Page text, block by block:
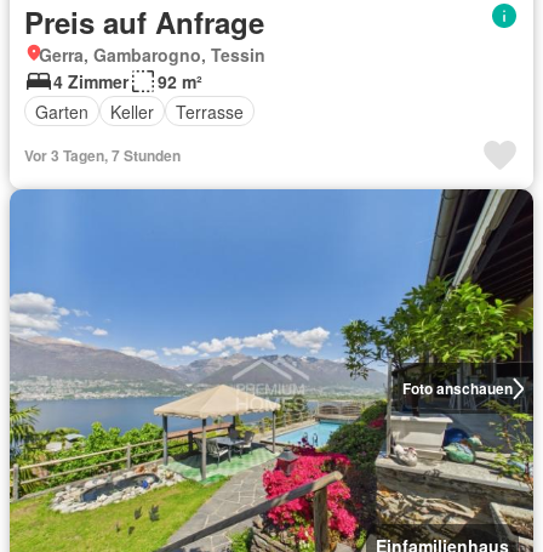
Preis auf Anfrage
Gerra, Gambarogno, Tessin
4 Zimmer
92 m²
Garten
Keller Terrasse
Vor 3 Tagen, 7 Stunden
Foto anschauen
Einfamilienhaus